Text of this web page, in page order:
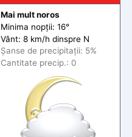
Mai mult noros
Minima nopții: 16°
Vânt: 8 km/h dinspre N
Șanse de precipitații: 5%
Cantitate precip.: 0